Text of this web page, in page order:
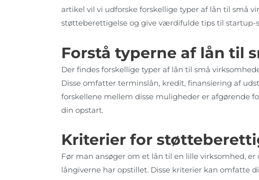
artikel vil vi udforske forskellige typer af lån til små
støtteberettigelse og give værdifulde tips til startup-
Forstå typerne af lån til
Der findes forskellige typer af lån til små
Disse omfatter terminslån, kredit, finansiering af
forskellene mellem disse muligheder er afgørende
din opstart.
Kriterier for
Før man ansøger om et lån til en lille virksomhed,
långiverne har opstillet. Disse kriterier kan omfatte